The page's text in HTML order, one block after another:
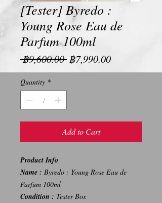
[Tester] Byredo :
Young Rose Eau de
Parfum 100ml
฿9,600.00 Regular
Price
฿7,990.00Sale
Price
Quantity *
Add to Cart
Product Info
Name : Byredo : Young Rose Eau de
Parfum 100ml
Condition : Tester Box